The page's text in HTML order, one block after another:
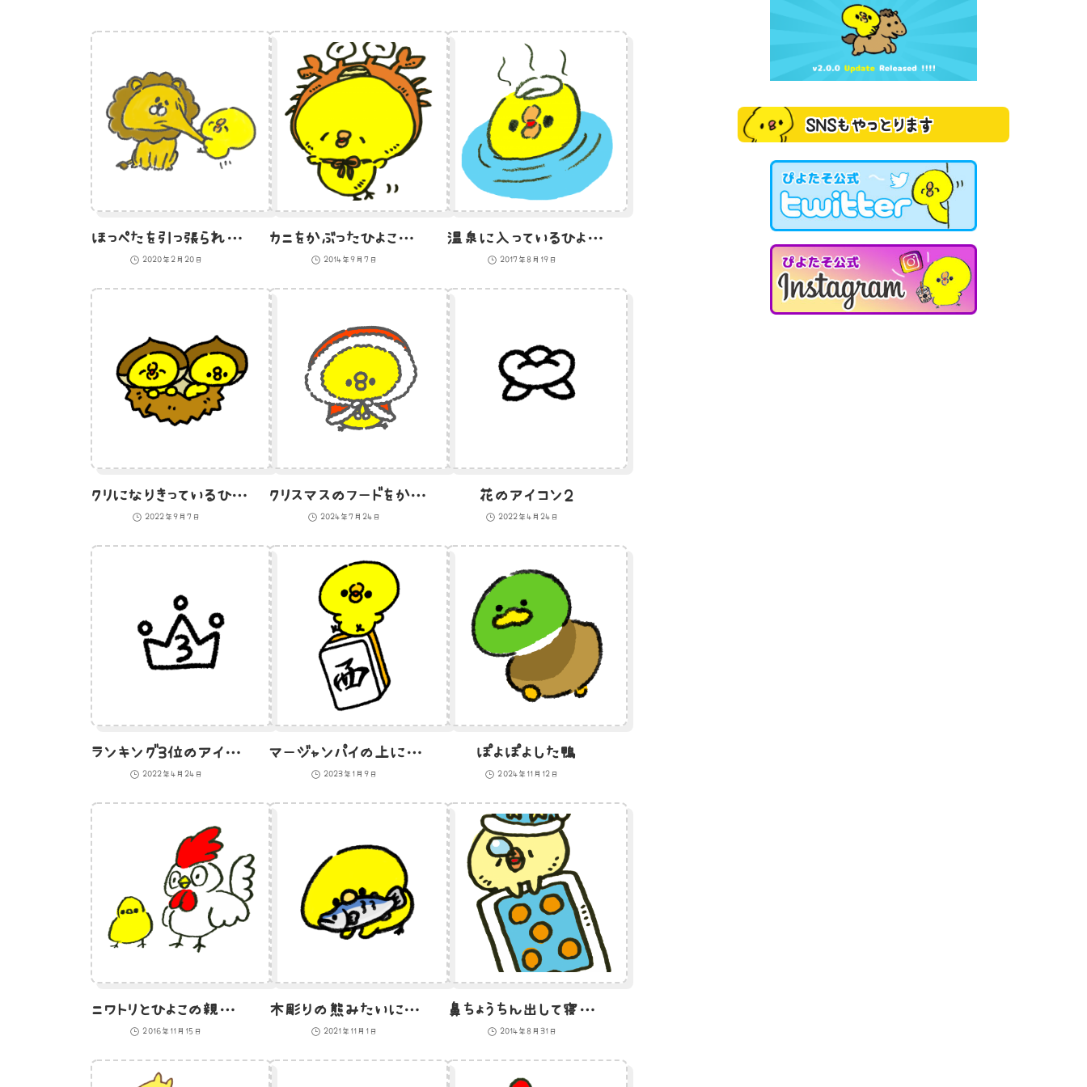
ほっぺたを引っ張られるライオンのイラスト
2020年2月20日
カニをかぶったひよこのイラスト
2014年9月7日
温泉に入っているひよこのイラスト
2017年8月19日
クリになりきっているひよこのイラスト
2022年9月7日
クリスマスのフードをかぶったひよこのイラスト
2024年7月24日
花のアイコン２
2022年4月24日
ランキング3位のアイコン
2022年4月24日
マージャンパイの上に座るひよこのイラスト（西）
2023年1月9日
ぽよぽよした鴨
2024年11月12日
ニワトリとひよこの親子のイラスト
2016年11月15日
木彫りの熊みたいにサケをくわえるひよこのイラスト
2021年11月1日
鼻ちょうちん出して寝るひよこのイラスト
2014年8月31日
SNSもやっとります